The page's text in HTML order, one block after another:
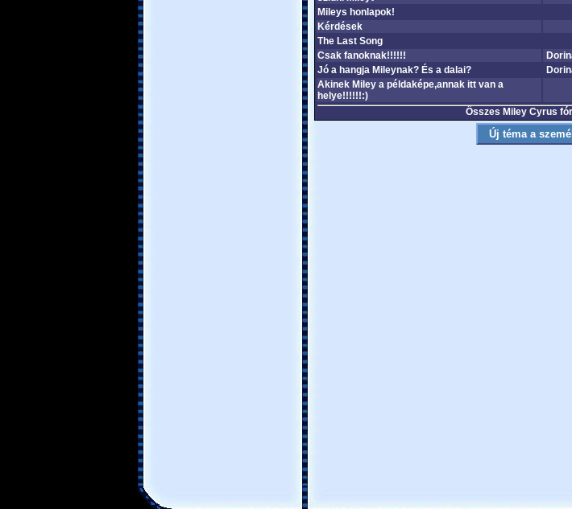
Mileys honlapok!
Kérdések
The Last Song
Csak fanoknak!!!!!!
Jó a hangja Mileynak? És a dalai?
Akinek Miley a példaképe,annak itt van a
helye!!!!!!:)
Összes Miley Cyrus